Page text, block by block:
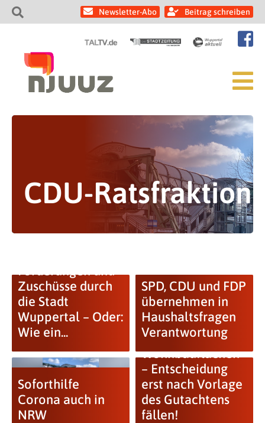
Newsletter-Abo Beitrag schreiben
CDU-Ratsfraktion
Zuschüsse durch
die Stadt
Wuppertal – Oder:
Wie ein...
SPD, CDU und FDP
übernehmen in
Haushaltsfragen
Verantwortung
Soforthilfe
Corona auch in
NRW
Wohnbauflächen
– Entscheidung
erst nach Vorlage
des Gutachtens
fällen!